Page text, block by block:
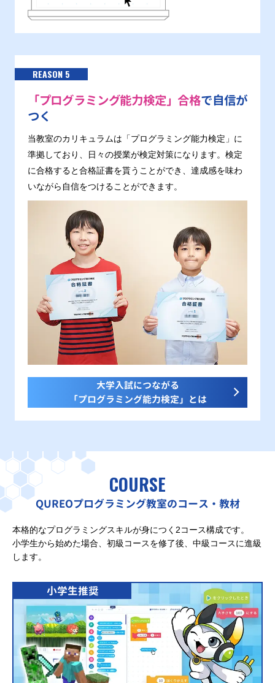
REASON 5
「プログラミング能力検定」合格で自信が
つく
当教室のカリキュラムは「プログラミング能力検定」に
準拠しており、日々の授業が検定対策になります。検定
に合格すると合格証書を貰うことができ、達成感を味わ
いながら自信をつけることができます。
大学入試につながる
「プログラミング能力検定」とは
COURSE
QUREOプログラミング教室のコース・教材
本格的なプログラミングスキルが身につく2コース構成です。
小学生から始めた場合、初級コースを修了後、中級コースに進級
します。
小学生推奨